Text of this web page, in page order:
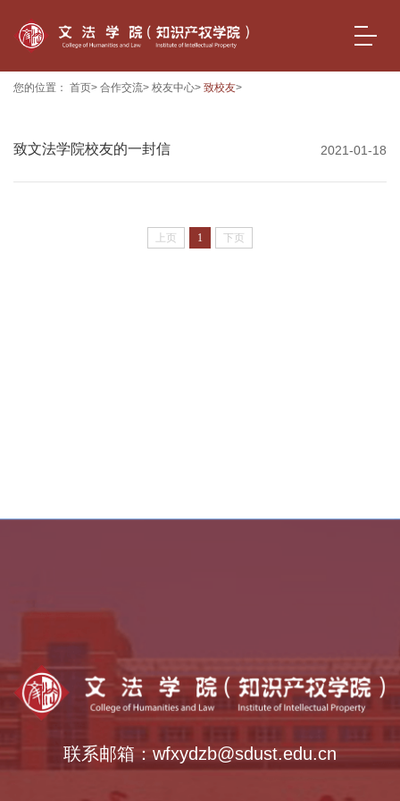
您的位置： 首页> 合作交流> 校友中心> 致校友>
致文法学院校友的一封信 2021-01-18
上页 1 下页
全国哲学社会科学工作办公室
联系邮箱：wfxydzb@sdust.edu.cn